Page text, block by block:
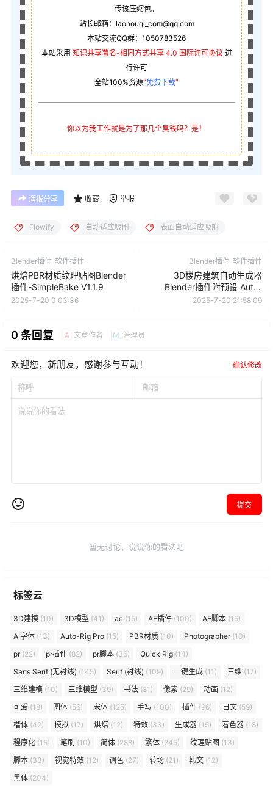
传该压缩包。
站长邮箱：laohouqi_com@qq.com
本站交流QQ群：1050783526
本站采用 知识共享署名-相同方式共享 4.0 国际许可协议 进
行许可
全站100%资源“免费下载”
你以为我工作就是为了那几个臭钱吗？是！
海报分享 收藏 举报
Flowify 自动适应吸附 表面自动适应吸附
Blender插件 软件插件
烘焙PBR材质纹理贴图Blender
插件-SimpleBake V1.1.9
2025-7-20 0:03:36
Blender插件 软件插件
3D楼房建筑自动生成器
Blender插件附预设 Auto-
Building v1.2.3
2025-7-20 21:58:09
0 条回复 A 文章作者 M 管理员
欢迎您，新朋友，感谢参与互动！ 确认修改
提交
暂无讨论，说说你的看法吧
标签云
3D建模 (10) 3D模型 (41) ae (15) AE插件 (100) AE脚本 (15)
AI字体 (13) Auto-Rig Pro (15) PBR材质 (10) Photographer(10)
pr(22) pr插件 (82) pr脚本 (36) Quick Rig (14)
Sans Serif (无衬线) (145) Serif (衬线) (109) 一键生成 (11) 三维 (17)
三维建模 (10) 三维模型 (39) 书法 (81) 像素 (29) 动画 (12)
可爱 (18) 圆体 (56) 宋体 (125) 手写 (100) 插件 (96) 日文 (59)
楷体 (42) 模拟 (17) 烘焙 (12) 特效 (33) 生成器 (15) 着色器 (18)
程序化 (15) 笔刷 (10) 简体 (288) 繁体 (245) 纹理贴图 (13)
脚本 (33) 视觉特效 (12) 调色 (27) 转场 (21) 韩文 (12)
黑体 (204)